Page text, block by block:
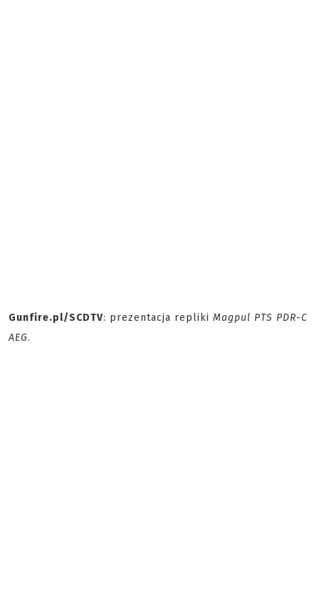
Gunfire.pl/SCDTV: prezentacja repliki Magpul PTS PDR-C
AEG.